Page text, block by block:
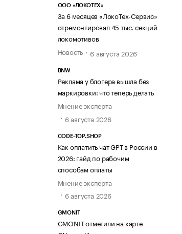
ООО «ЛОКОТЕХ»
За 6 месяцев «ЛокоТех-Сервис»
отремонтировал 45 тыс. секций
локомотивов
Новость
6 августа 2026
BNW
Реклама у блогера вышла без
маркировки: что теперь делать
Мнение эксперта
6 августа 2026
CODE-TOP.SHOP
Как оплатить чат GPT в России в
2026: гайд по рабочим
способам оплаты
Мнение эксперта
6 августа 2026
GMONIT
GMONIT отметили на карте